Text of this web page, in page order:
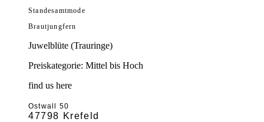
Standesamtmode
Brautjungfern
Juwelblüte (Trauringe)
Preiskategorie: Mittel bis Hoch
find us here
Ostwall 50
47798 Krefeld